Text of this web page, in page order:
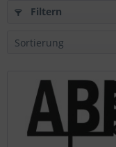
Filtern